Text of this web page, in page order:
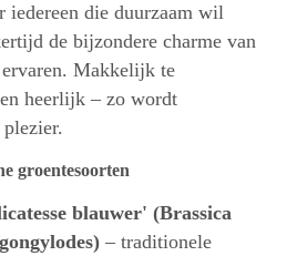
iedereen die duurzaam wil
de bijzondere charme van
Makkelijk te
heerlijk – zo wordt
groentesoorten
blauwer' (Brassica
– traditionele